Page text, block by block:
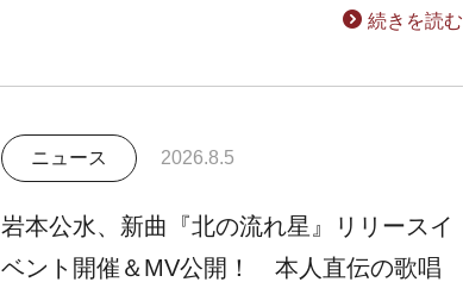
続きを読む
ニュース 2026.8.5
岩本公水、新曲『北の流れ星』リリースイ
ベント開催＆MV公開！ 本人直伝の歌唱